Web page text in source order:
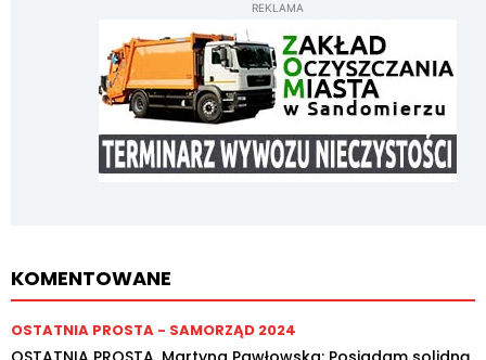
REKLAMA
KOMENTOWANE
OSTATNIA PROSTA - SAMORZĄD 2024